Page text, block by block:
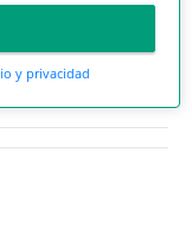
y privacidad